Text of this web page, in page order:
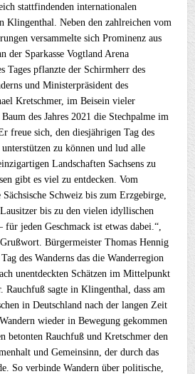
stattfindenden internationalen
Klingenthal. Neben den zahlreichen vom
versammelte sich Prominenz aus
der Sparkasse Vogtland Arena
Tages pflanzte der Schirmherr des
und Ministerpräsident des
Kretschmer, im Beisein vieler
des Jahres 2021 die Stechpalme im
freue sich, den diesjährigen Tag des
zu können und lud alle
Landschaften Sachsens zu
gibt es viel zu entdecken. Vom
Schweiz bis zum Erzgebirge,
bis zu den vielen idyllischen
jeden Geschmack ist etwas dabei.“,
Bürgermeister Thomas Hennig
des Wanderns das die Wanderregion
unentdeckten Schätzen im Mittelpunkt
Rauchfuß sagte in Klingenthal, dass am
in Deutschland nach der langen Zeit
wieder in Bewegung gekommen
betonten Rauchfuß und Kretschmer den
und Gemeinsinn, der durch das
So verbinde Wandern über politische,